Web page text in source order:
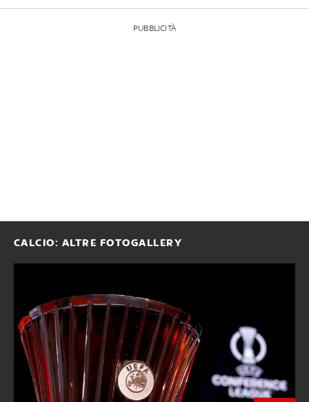
PUBBLICITÀ
CALCIO: ALTRE FOTOGALLERY